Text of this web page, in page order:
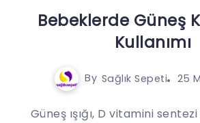
Bebeklerde Güneş
Kullanımı
By Sağlık Sepeti 25
Güneş ışığı, D vitamini